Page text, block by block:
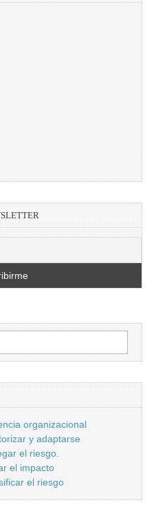
organizacional
y adaptarse
el riesgo.
el impacto
el riesgo